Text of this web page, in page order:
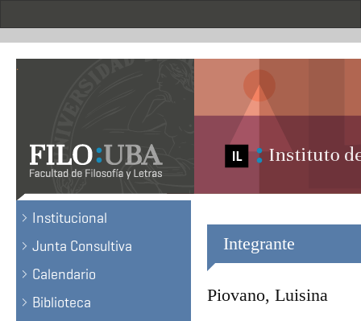
.
Institucional
Junta Consultiva
Calendario
Biblioteca
Integrante
Piovano, Luisina